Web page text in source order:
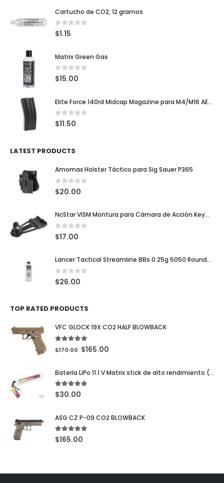
Cartucho de CO2, 12 gramos
0out of 5
$1.15
Matrix Green Gas
0out of 5
$15.00
Elite Force 140rd Midcap Magazine para M4/M16 AEG Rifles
0out of 5
$11.50
LATEST PRODUCTS
Amomax Holster Táctico para Sig Sauer P365
0out of 5
$20.00
NcStar VISM Montura para Cámara de Acción KeyMod / M-LOK / Picatinny
0out of 5
$17.00
Lancer Tactical Streamline BBs 0.25g 5050 Rounds Blancas
0 out of 5
$26.00
TOP RATED PRODUCTS
VFC GLOCK 19X CO2 HALF BLOWBACK
out of 5
$170.00 $165.00
Batería LiPo 11.1 V Matrix stick de alto rendimiento (configuración: 1000 mAh/20C Deans)
5.00out of 5
$30.00
ASG CZ P-09 CO2 BLOWBACK
5.00out of 5
$165.00